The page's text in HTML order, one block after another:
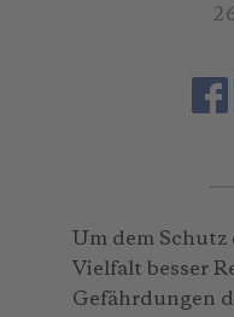
Um dem
Vielfalt besser
Gefährdungen